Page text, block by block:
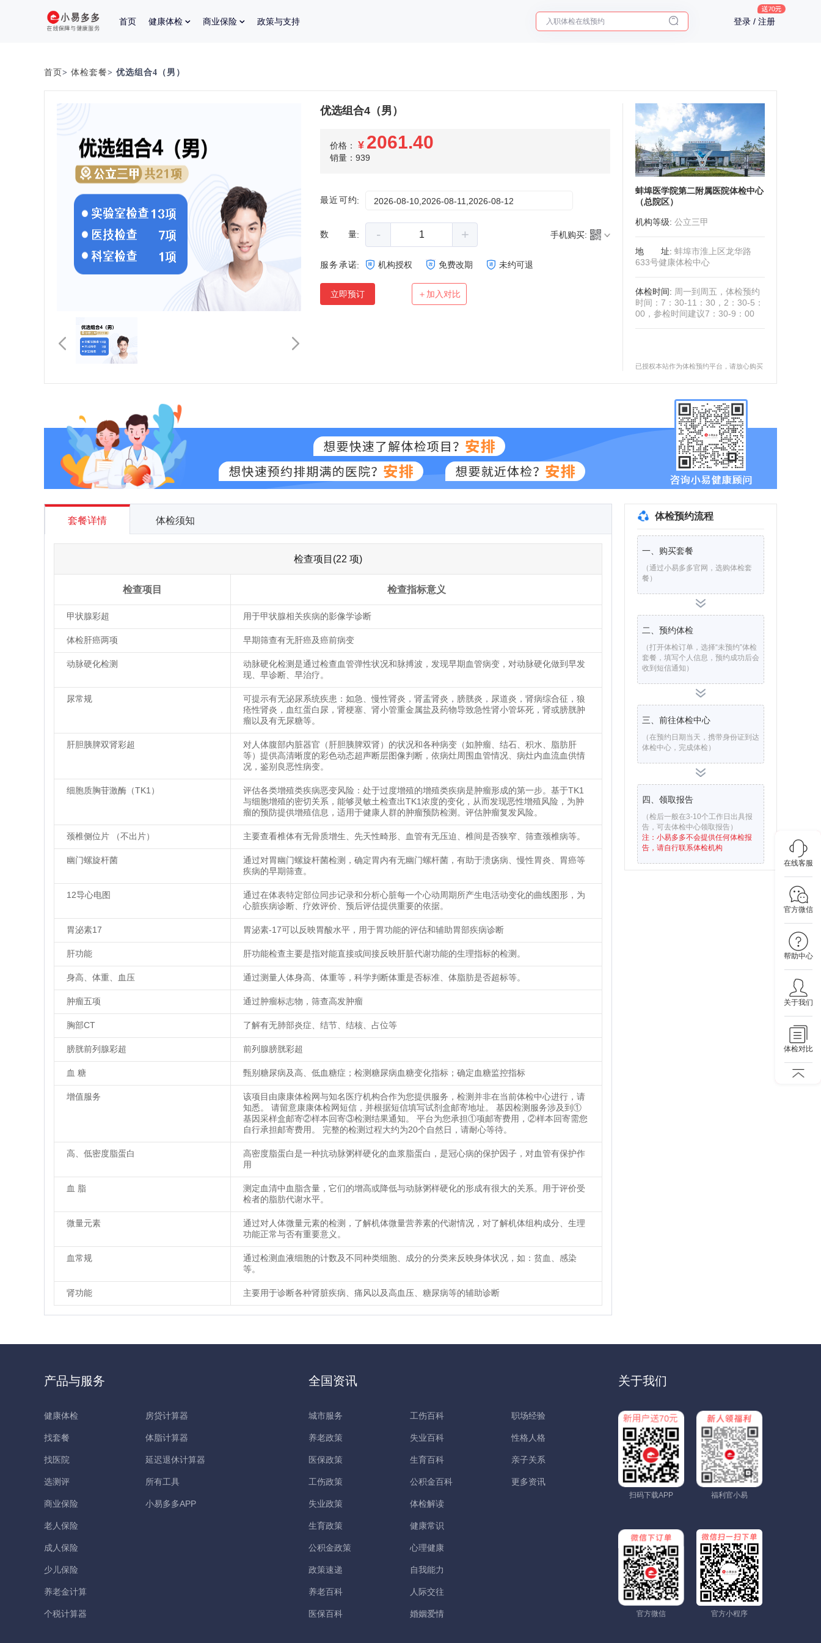
首页 健康体检 商业保险 政策与支持
入职体检在线预约
2025年了，给父母预约体检
登录 / 注册
在线客服
官方微信
帮助中心
关于我们
体检对比
首页> 体检套餐> 优选组合4（男）
优选组合4（男）
价格： ¥ 2061.40
销量：939
最近可约: 2026-08-10,2026-08-11,2026-08-12
数量: - + 手机购买:
服务承诺: 机构授权 免费改期 未约可退
立即预订 ＋加入对比
蚌埠医学院第二附属医院体检中心
（总院区）
机构等级: 公立三甲
地址: 蚌埠市淮上区龙华路
633号健康体检中心
体检时间: 周一到周五，体检预约
时间：7：30-11：30，2：30-5：
00，参检时间建议7：30-9：00
已授权本站作为体检预约平台，请放心购买
套餐详情 体检须知
检查项目(22 项)
检查项目 检查指标意义
甲状腺彩超 用于甲状腺相关疾病的影像学诊断
体检肝癌两项 早期筛查有无肝癌及癌前病变
动脉硬化检测
动脉硬化检测是通过检查血管弹性状况和脉搏波，发现早期血管病变，对动脉硬化做到早发
现、早诊断、早治疗。
尿常规
可提示有无泌尿系统疾患：如急、慢性肾炎，肾盂肾炎，膀胱炎，尿道炎，肾病综合征，狼
疮性肾炎，血红蛋白尿，肾梗塞、肾小管重金属盐及药物导致急性肾小管坏死，肾或膀胱肿
瘤以及有无尿糖等。
肝胆胰脾双肾彩超
对人体腹部内脏器官（肝胆胰脾双肾）的状况和各种病变（如肿瘤、结石、积水、脂肪肝
等）提供高清晰度的彩色动态超声断层图像判断，依病灶周围血管情况、病灶内血流血供情
况，鉴别良恶性病变。
细胞质胸苷激酶（TK1）
评估各类增殖类疾病恶变风险：处于过度增殖的增殖类疾病是肿瘤形成的第一步。基于TK1
与细胞增殖的密切关系，能够灵敏土检查出TK1浓度的变化，从而发现恶性增殖风险，为肿
瘤的预防提供增殖信息，适用于健康人群的肿瘤预防检测。评估肿瘤复发风险。
颈椎侧位片 （不出片） 主要查看椎体有无骨质增生、先天性畸形、血管有无压迫、椎间是否狭窄、筛查颈椎病等。
幽门螺旋杆菌
通过对胃幽门螺旋杆菌检测，确定胃内有无幽门螺杆菌，有助于溃疡病、慢性胃炎、胃癌等
疾病的早期筛查。
12导心电图
通过在体表特定部位同步记录和分析心脏每一个心动周期所产生电活动变化的曲线图形，为
心脏疾病诊断、疗效评价、预后评估提供重要的依据。
胃泌素17 胃泌素-17可以反映胃酸水平，用于胃功能的评估和辅助胃部疾病诊断
肝功能 肝功能检查主要是指对能直接或间接反映肝脏代谢功能的生理指标的检测。
身高、体重、血压 通过测量人体身高、体重等，科学判断体重是否标准、体脂肪是否超标等。
肿瘤五项 通过肿瘤标志物，筛查高发肿瘤
胸部CT 了解有无肺部炎症、结节、结核、占位等
膀胱前列腺彩超 前列腺膀胱彩超
血 糖 甄别糖尿病及高、低血糖症；检测糖尿病血糖变化指标；确定血糖监控指标
增值服务
该项目由康康体检网与知名医疗机构合作为您提供服务，检测并非在当前体检中心进行，请
知悉。 请留意康康体检网短信，并根据短信填写试剂盒邮寄地址。 基因检测服务涉及到①
基因采样盒邮寄②样本回寄③检测结果通知。 平台为您承担①项邮寄费用，②样本回寄需您
自行承担邮寄费用。 完整的检测过程大约为20个自然日，请耐心等待。
高、低密度脂蛋白
高密度脂蛋白是一种抗动脉粥样硬化的血浆脂蛋白，是冠心病的保护因子，对血管有保护作
用
血 脂
测定血清中血脂含量，它们的增高或降低与动脉粥样硬化的形成有很大的关系。用于评价受
检者的脂肪代谢水平。
微量元素
通过对人体微量元素的检测，了解机体微量营养素的代谢情况，对了解机体组构成分、生理
功能正常与否有重要意义。
血常规
通过检测血液细胞的计数及不同种类细胞、成分的分类来反映身体状况，如：贫血、感染
等。
肾功能 主要用于诊断各种肾脏疾病、痛风以及高血压、糖尿病等的辅助诊断
体检预约流程
一、购买套餐
（通过小易多多官网，选购体检套
餐）
二、预约体检
（打开体检订单，选择“未预约”体检
套餐，填写个人信息，预约成功后会
收到短信通知）
三、前往体检中心
（在预约日期当天，携带身份证到达
体检中心，完成体检）
四、领取报告
（检后一般在3-10个工作日出具报
告，可去体检中心领取报告）
注：小易多多不会提供任何体检报
告，请自行联系体检机构
产品与服务
健康体检
找套餐
找医院
选测评
商业保险
老人保险
成人保险
少儿保险
养老金计算
个税计算器
房贷计算器
体脂计算器
延迟退休计算器
所有工具
小易多多APP
全国资讯
城市服务
养老政策
医保政策
工伤政策
失业政策
生育政策
公积金政策
政策速递
养老百科
医保百科
工伤百科
失业百科
生育百科
公积金百科
体检解读
健康常识
心理健康
自我能力
人际交往
婚姻爱情
职场经验
性格人格
亲子关系
更多资讯
关于我们
扫码下载APP 福利官小易
官方微信 官方小程序